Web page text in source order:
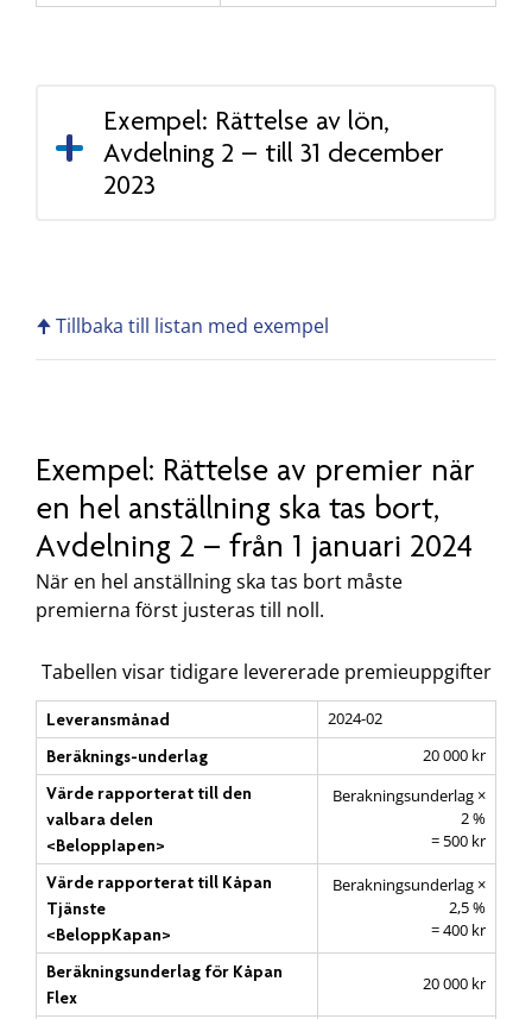
Exempel: Rättelse av lön,
Avdelning 2 – till 31 december
2023
🠉 Tillbaka till listan med exempel
Exempel: Rättelse av premier när
en hel anställning ska tas bort,
Avdelning 2 – från 1 januari 2024
När en hel anställning ska tas bort måste
premierna först justeras till noll.
Tabellen visar tidigare levererade premieuppgifter
Leveransmånad
2024-02
Beräknings-underlag
20 000 kr
Värde rapporterat till den
valbara delen
<BeloppIapen>
Berakningsunderlag ×
2 %
= 500 kr
Värde rapporterat till Kåpan
Tjänste
<BeloppKapan>
Berakningsunderlag ×
2,5 %
= 400 kr
Beräkningsunderlag för Kåpan
Flex
20 000 kr